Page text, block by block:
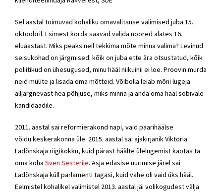
Sel aastal toimuvad kohaliku omavalitsuse valimised juba 15.
oktoobril. Esimest korda saavad valida noored alates 16.
eluaastast. Miks peaks neil tekkima mõte minna valima? Levinud
seisukohad on järgmised: kõik on juba ette ära otsustatud, kõik
poliitikud on ühesugused, minu hääl niikuinii ei loe. Proovin murda
neid müüte ja lisada oma mõtteid. Võibolla leiab mõni lugeja
alljärgnevast hea põhjuse, miks minna ja anda oma hääl sobivale
kandidaadile.
2011. aastal sai reformierakond napi, vaid paarihäälse
võidu keskerakonna üle. 2015. aastal sai ajakirjanik Viktoria
Ladõnskaja riigikokku, kuid pärast häälte ülelugemist kaotas ta
oma koha Sven Sesterile. Asja edasise uurimise järel sai
Ladõnskaja küll parlamenti tagasi, kuid vahe oli vaid üks hääl.
Eelmistel kohalikel valimistel 2013. aastal jäi volikogudest välja